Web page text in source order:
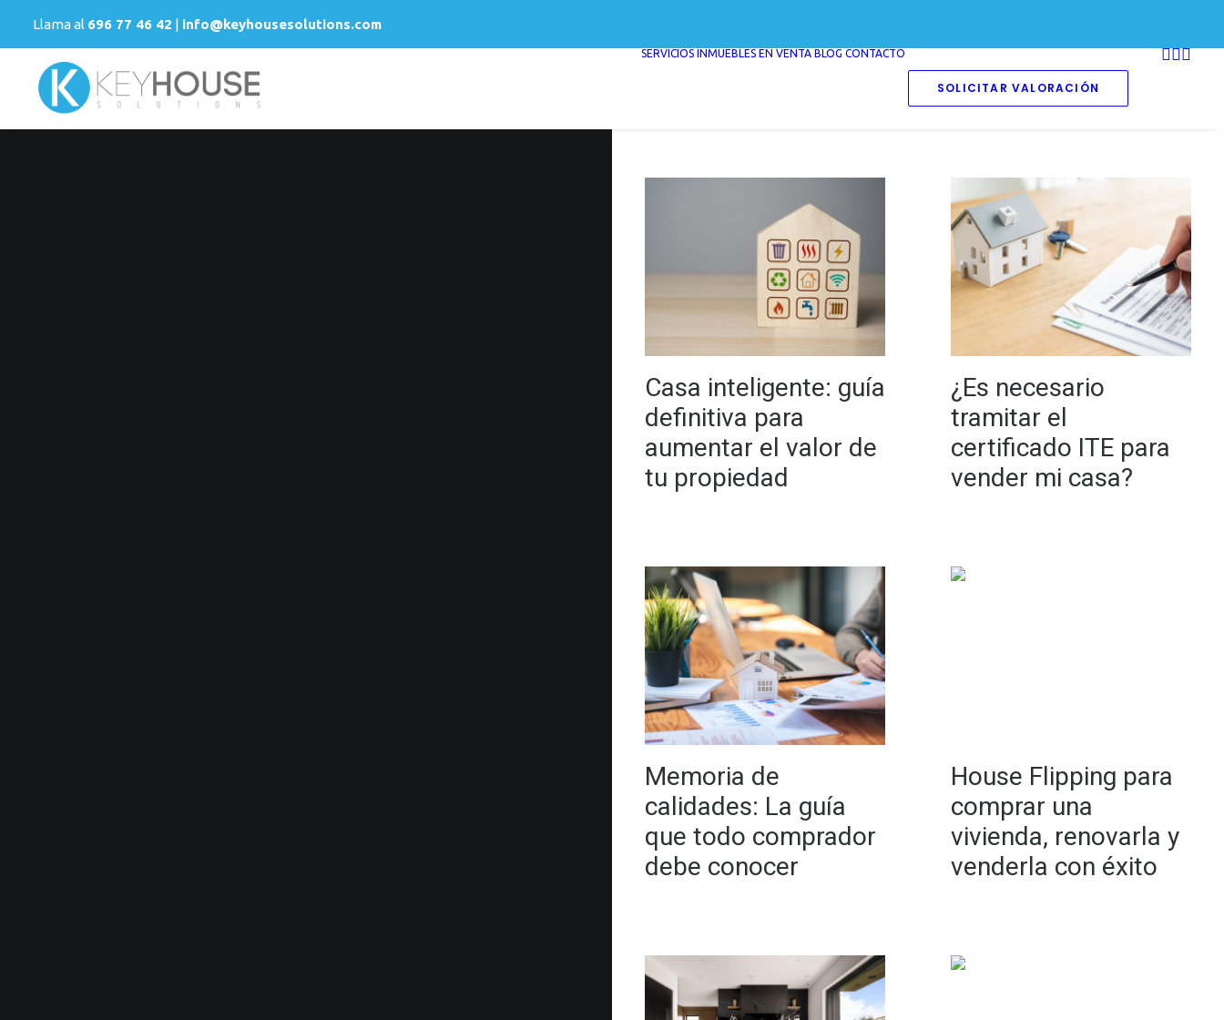
Llama al 696 77 46 42 | info@keyhousesolutions.com
SERVICIOS INMUEBLES EN VENTA BLOG CONTACTO
SOLICITAR VALORACIÓN
Casa inteligente: guía
definitiva para
aumentar el valor de
tu propiedad
¿Es necesario
tramitar el
certificado ITE para
vender mi casa?
Memoria de
calidades: La guía
que todo comprador
debe conocer
House Flipping para
comprar una
vivienda, renovarla y
venderla con éxito